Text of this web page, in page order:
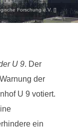
Forschung e.V. []
U 9. Der
der
U 9 votiert.
ein